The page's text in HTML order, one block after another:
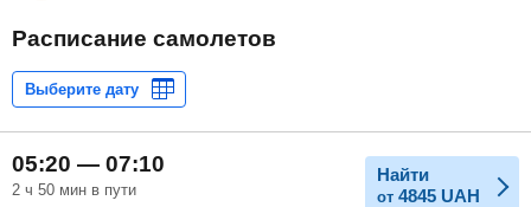
Расписание самолетов
05:20 — 07:10
2 ч 50 мин в пути
Найти
от 4845 UAH